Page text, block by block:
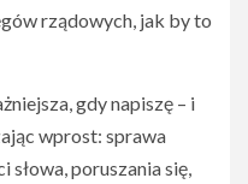
rządowych, jak by to
gdy napiszę – i
wprost: sprawa
poruszania się,